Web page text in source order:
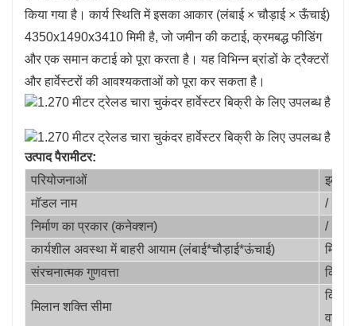
किया गया है। कार्य स्थिति में इसका आकार (लंबाई × चौड़ाई × ऊँचाई)
4350x1490x3410 मिमी है, जो जमीन की कटाई, क्रमबद्ध फीडिंग
और एक समान कटाई को पूरा करता है। यह विभिन्न ब्रांडों के ट्रैक्टरों
और हार्वेस्टरों की आवश्यकताओं को पूरा कर सकता है।
उत्पाद पैरामीटर:
परियोजनाओं
इकाई
मॉडल नाम
/
निर्माण का प्रकार (कनेक्शन)
/
कार्यशील अवस्था में बाहरी आयाम (लंबाई*चौड़ाई*ऊंचाई)
मिमी
संरचनात्मक गुणवत्ता
किग्रा
मिलान शक्ति सीमा
किलो
वाट